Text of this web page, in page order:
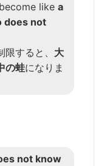
like a
does not
すると、 大
の蛙になりま
not know